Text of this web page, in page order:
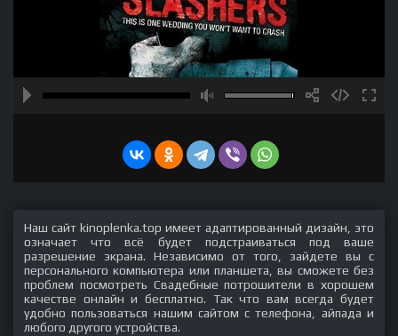
Наш сайт kinoplenka.top имеет адаптированный дизайн, это
означает что всё будет подстраиваться под ваше
разрешение экрана. Независимо от того, зайдете вы с
персонального компьютера или планшета, вы сможете без
проблем посмотреть Свадебные потрошители в хорошем
качестве онлайн и бесплатно. Так что вам всегда будет
удобно пользоваться нашим сайтом с телефона, айпада и
любого другого устройства.